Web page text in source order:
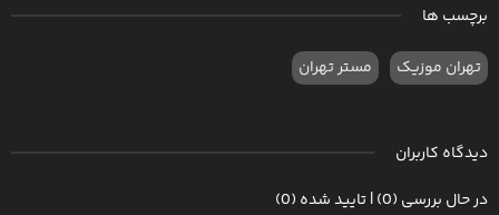
برچسب ها
تهران موزیک مستر تهران
دیدگاه کاربران
در حال بررسی (0) | تایید شده (0)